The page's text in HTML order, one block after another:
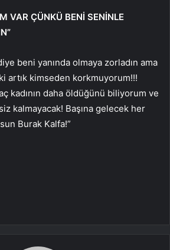
VAR ÇÜNKÜ BENİ SENİNLE
beni yanında olmaya zorladın ama
artık kimseden korkmuyorum!!!
kadının daha öldüğünü biliyorum ve
kalmayacak! Başına gelecek her
Burak Kalfa!”